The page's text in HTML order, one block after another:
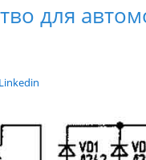
для
Linkedin